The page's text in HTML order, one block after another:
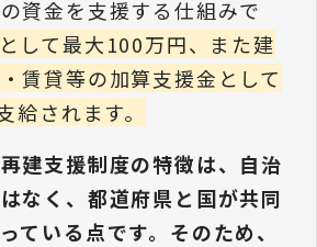
資金を支援する仕組みで
して最大100万円、また建
賃貸等の加算支援金として
されます。
建支援制度の特徴は、自治
なく、都道府県と国が共同
ている点です。そのため、